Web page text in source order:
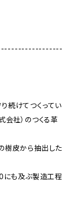
続けてつくってい
会社）のつくる革
樹皮から抽出した
にも及ぶ製造工程